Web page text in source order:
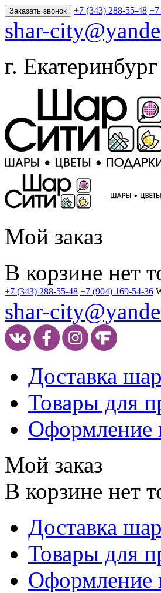
Заказать звонок +7 (343) 288-55-48 +7
shar-
г.
Мой заказ
В корзине нет
+7 (343) 288-55-48 +7 (904) 169-54-36
shar-
Доставка
Товары для
Оформление
Мой заказ
В корзине нет
Доставка
Товары для
Оформление